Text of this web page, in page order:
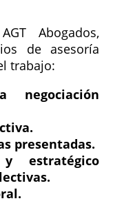
Abogados,
de asesoría
trabajo:
negociación
presentadas.
estratégico